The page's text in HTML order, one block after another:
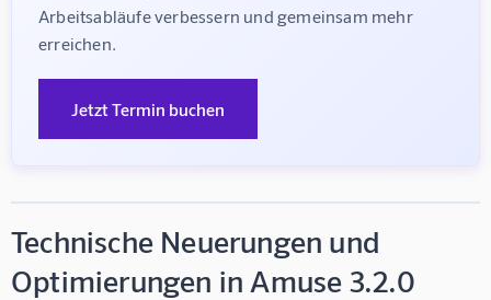
Arbeitsabläufe verbessern und gemeinsam mehr
erreichen.
Jetzt Termin buchen
Technische Neuerungen und
Optimierungen in Amuse 3.2.0